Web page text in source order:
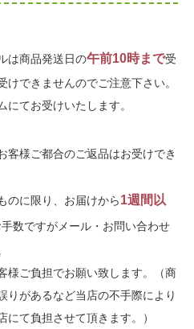
は商品発送日の午前10時まで受
できませんのでご注意下さい。
にてお受けいたします。
客様ご都合のご返品はお受けでき
のに限り、お届けから1週間以
数ですがメール・お問い合わせ
様ご負担でお願い致します。（商
りがあるなど当店の不手際により
にて負担させて頂きます。）